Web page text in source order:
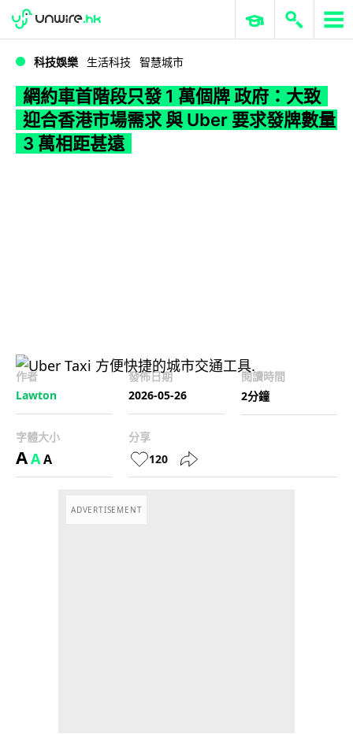
WWDC 2026 ERP 與商業 AI
科技娛樂 生活科技 智慧城市
網約車首階段只發 1 萬個牌 政府：大致
迎合香港市場需求 與 Uber 要求發牌數量
3 萬相距甚遠
作者
Lawton
發佈日期
2026-05-26
閱讀時間
2分鐘
字體大小
AAA
分享
120
ADVERTISEMENT